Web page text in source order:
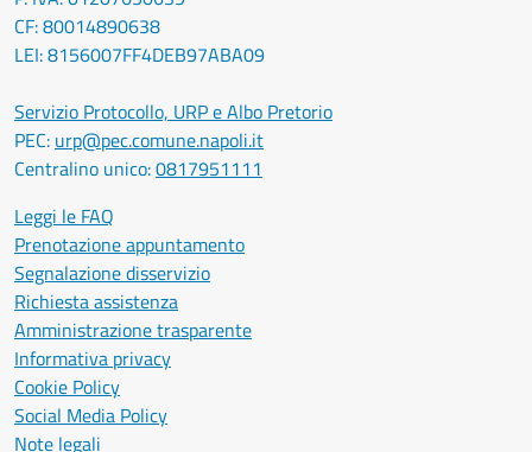
CF: 80014890638
LEI: 8156007FF4DEB97ABA09
Servizio Protocollo, URP e Albo Pretorio
PEC: urp@pec.comune.napoli.it
Centralino unico:0817951111
Leggi le FAQ
Prenotazione appuntamento
Segnalazione disservizio
Richiesta assistenza
Amministrazione trasparente
Informativa privacy
Cookie Policy
Social Media Policy
Note legali